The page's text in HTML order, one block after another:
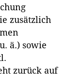
zusätzlich
u. ä.) sowie
zurück auf